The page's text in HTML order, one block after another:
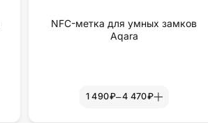
NFC-метка для умных замков
Aqara
1 490₽–4 470₽